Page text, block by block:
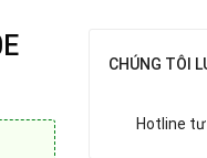
CHÚNG TÔI
Hotline